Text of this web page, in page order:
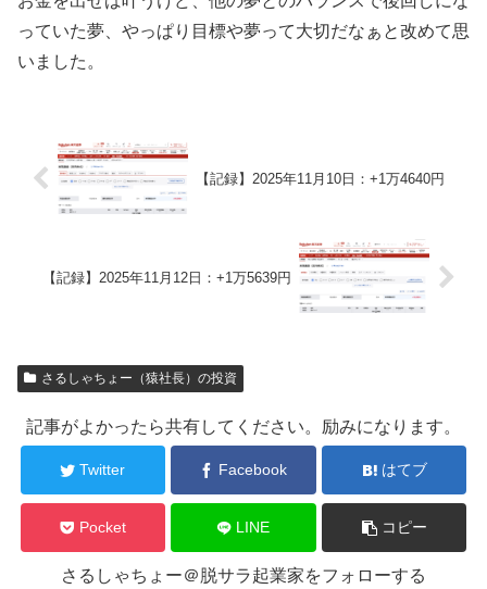
っていた夢、やっぱり目標や夢って大切だなぁと改めて思
いました。
【記録】2025年11月10日：+1万4640円
【記録】2025年11月12日：+1万5639円
さるしゃちょー（猿社長）の投資
記事がよかったら共有してください。励みになります。
Twitter Facebook はてブ
Pocket LINE コピー
さるしゃちょー＠脱サラ起業家をフォローする